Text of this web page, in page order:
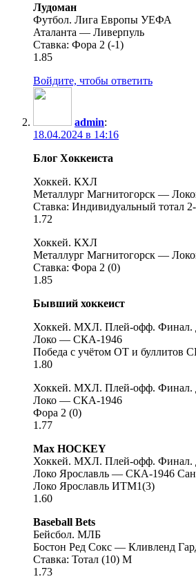
Лудоман
Футбол. Лига Европы УЕФА
Аталанта — Ливерпуль
Ставка: Фора 2 (-1)
1.85
Войдите, чтобы ответить
admin:
18.04.2024 в 14:16
Блог Хоккеиста
Хоккей. КХЛ
Металлург Магнитогорск —
Ставка: Индивидуальный тотал
1.72
Хоккей. КХЛ
Металлург Магнитогорск —
Ставка: Фора 2 (0)
1.85
Бывший хоккеист
Хоккей. МХЛ. Плей-офф. Финал.
Локо — СКА-1946
Победа с учётом ОТ и буллитов
1.80
Хоккей. МХЛ. Плей-офф. Финал.
Локо — СКА-1946
Фора 2 (0)
1.77
Max HOCKEY
Хоккей. МХЛ. Плей-офф. Финал.
Локо Ярославль — СКА-1946
Локо Ярославль ИТМ1(3)
1.60
Baseball Bets
Бейсбол. МЛБ
Бостон Ред Сокс — Кливленд
Ставка: Тотал (10) M
1.73